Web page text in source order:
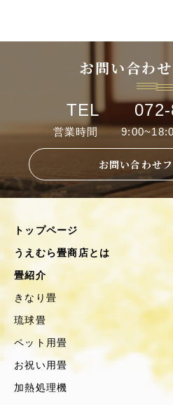
お問い合わ
TEL 072-
営業時間
お問い合わせ
トップページ
うえむら畳商店とは
畳紹介
きなり畳
琉球畳
ペット用畳
お祝い用畳
加熱処理機